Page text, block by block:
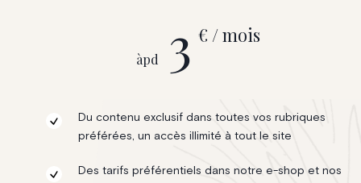
àpd 3 € / mois
Du contenu exclusif dans toutes vos rubriques
préférées, un accès illimité à tout le site
Des tarifs préférentiels dans notre e-shop et nos